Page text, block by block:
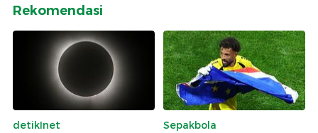
Rekomendasi
detikInet
Sepakbola